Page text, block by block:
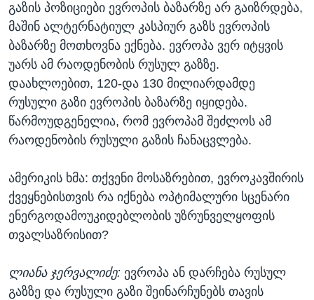
გაზის პოზიციები ევროპის ბაზარზე არ გაიზრდება,
მაშინ ალტერნატიულ კასპიურ გაზს ევროპის
ბაზარზე მოთხოვნა ექნება. ევროპა ვერ იტყვის
უარს ამ რაოდენობის რუსულ გაზზე.
დაახლოებით, 120-და 130 მილიარდამდე
რუსული გაზი ევროპის ბაზარზე იყიდება.
წარმოუდგენელია, რომ ევროპამ შეძლოს ამ
რაოდენობის რუსული გაზის ჩანაცვლება.
ამერიკის ხმა: თქვენი მოსაზრებით, ევროკავშირის
ქვეყნებისთვის რა იქნება ოპტიმალური სცენარი
ენერგოდამოუკიდებლობის უზრუნველყოფის
თვალსაზრისით?
ლიანა ჯერვალიძე: ევროპა ან დარჩება რუსულ
გაზზე და რუსული გაზი შეინარჩუნებს თავის